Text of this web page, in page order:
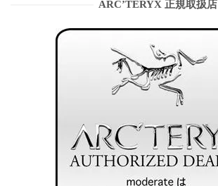
ARC’TERYX 正規取扱店